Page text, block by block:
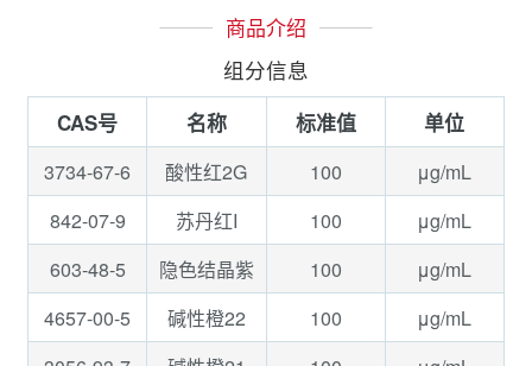
商品介绍
组分信息
CAS号 名称 标准值 单位
3734-67-6 酸性红2G 100
μg/mL
842-07-9
苏丹红I 100
μg/mL
603-48-5
隐色结晶紫 100
μg/mL
4657-00-5
碱性橙22 100
μg/mL